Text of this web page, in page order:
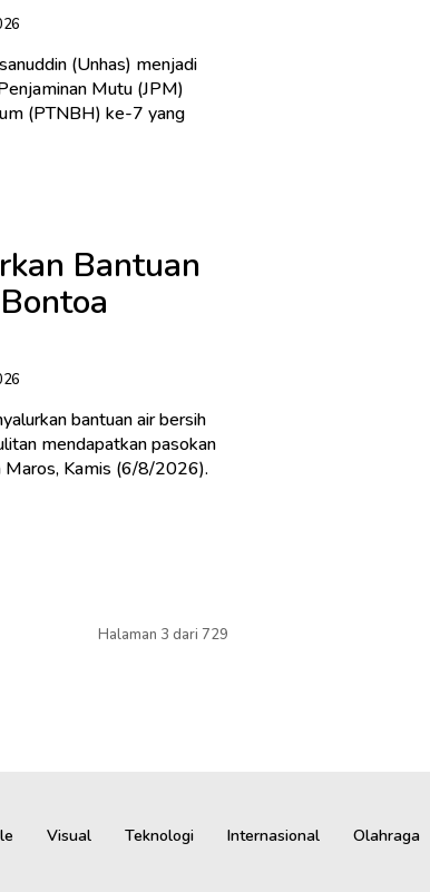
(Unhas) menjadi
Mutu (JPM)
(PTNBH) ke-7 yang
Bantuan
bantuan air bersih
mendapatkan pasokan
Maros, Kamis (6/8/2026).
Halaman 3 dari 729
Visual Teknologi Internasional Olahraga